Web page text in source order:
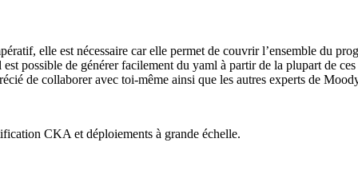
elle est nécessaire car elle permet de couvrir l’ensemble du
possible de générer facilement du yaml à partir de la plupart de
de collaborer avec toi-même ainsi que les autres experts de
CKA et déploiements à grande échelle.